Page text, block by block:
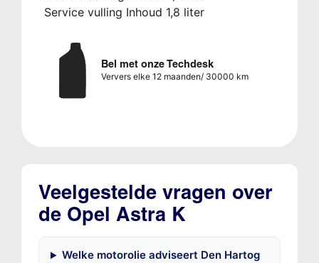
Service vulling Inhoud 1,8 liter
Bel met onze Techdesk
Ververs elke 12 maanden/ 30000 km
Veelgestelde vragen over
de Opel Astra K
Welke motorolie adviseert Den Hartog